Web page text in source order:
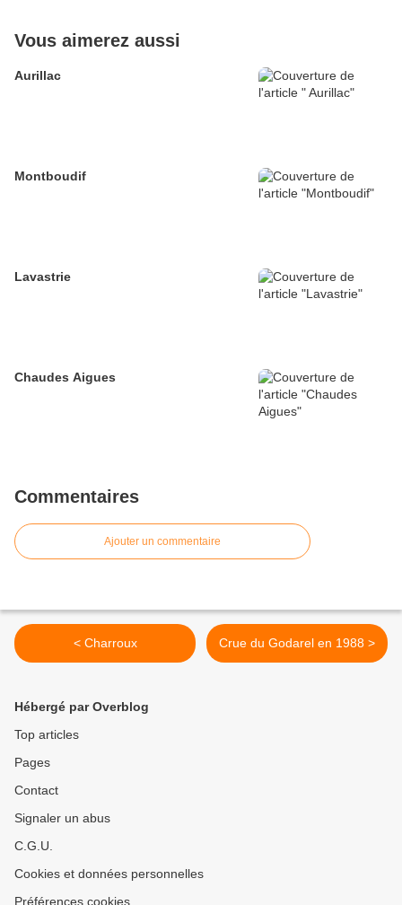
Vous aimerez aussi
Aurillac
Montboudif
Lavastrie
Chaudes Aigues
Commentaires
Ajouter un commentaire
< Charroux Crue du Godarel en 1988 >
Hébergé par Overblog
Top articles
Pages
Contact
Signaler un abus
C.G.U.
Cookies et données personnelles
Préférences cookies